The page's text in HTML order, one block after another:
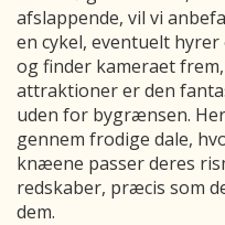
afslappende, vil vi
en cykel, eventuelt
og finder kameraet
attraktioner er den
uden for bygrænsen.
gennem frodige dale,
knæene passer deres
redskaber, præcis som
dem.